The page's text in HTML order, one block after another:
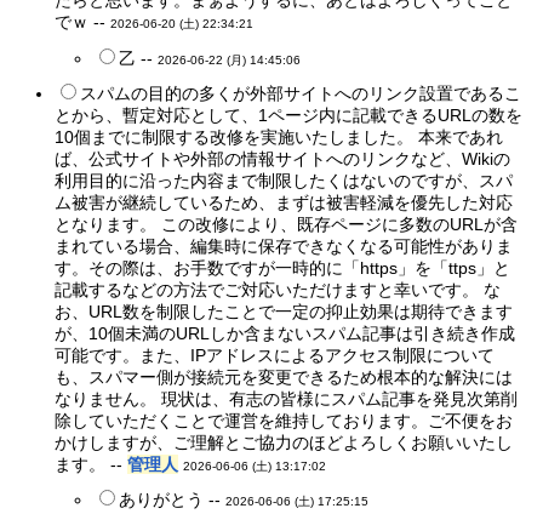
でｗ -- 2026-06-20 (土) 22:34:21
乙 -- 2026-06-22 (月) 14:45:06
スパムの目的の多くが外部サイトへのリンク設置であるこ
とから、暫定対応として、1ページ内に記載できるURLの数を
10個までに制限する改修を実施いたしました。 本来であれ
ば、公式サイトや外部の情報サイトへのリンクなど、Wikiの
利用目的に沿った内容まで制限したくはないのですが、スパ
ム被害が継続しているため、まずは被害軽減を優先した対応
となります。 この改修により、既存ページに多数のURLが含
まれている場合、編集時に保存できなくなる可能性がありま
す。その際は、お手数ですが一時的に「https」を「ttps」と
記載するなどの方法でご対応いただけますと幸いです。 な
お、URL数を制限したことで一定の抑止効果は期待できます
が、10個未満のURLしか含まないスパム記事は引き続き作成
可能です。また、IPアドレスによるアクセス制限について
も、スパマー側が接続元を変更できるため根本的な解決には
なりません。 現状は、有志の皆様にスパム記事を発見次第削
除していただくことで運営を維持しております。ご不便をお
かけしますが、ご理解とご協力のほどよろしくお願いいたし
ます。 -- 管理人 2026-06-06 (土) 13:17:02
ありがとう -- 2026-06-06 (土) 17:25:15